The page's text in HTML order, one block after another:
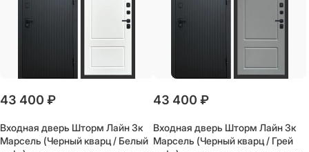
43 400 ₽
Входная дверь Шторм Лайн 3к
Марсель (Черный кварц / Белый
43 400 ₽
Входная дверь Шторм Лайн 3к
Марсель (Черный кварц / Грей